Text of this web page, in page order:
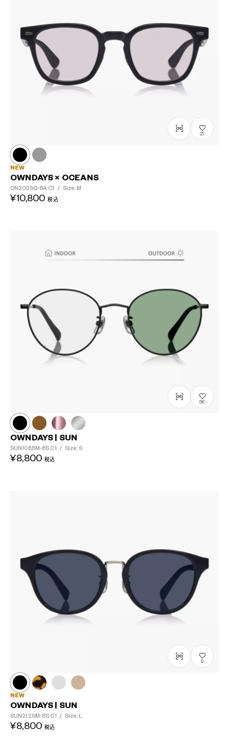
21
NEW
OWNDAYS × OCEANS
ON2005Q-6A C1 / Size: M
¥10,800 税込
56
OWNDAYS | SUN
SUN1088M-6S C1 / Size: S
¥8,800 税込
9
NEW
OWNDAYS | SUN
SUN2129M-6S C1 / Size: L
¥8,800 税込